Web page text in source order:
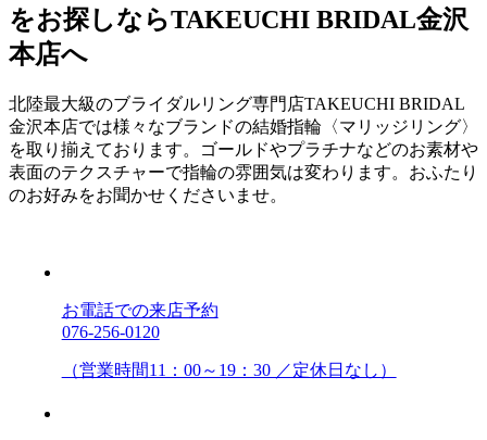
をお探しならTAKEUCHI BRIDAL金沢
本店へ
北陸最大級のブライダルリング専門店TAKEUCHI BRIDAL
金沢本店では様々なブランドの結婚指輪〈マリッジリング〉
を取り揃えております。ゴールドやプラチナなどのお素材や
表面のテクスチャーで指輪の雰囲気は変わります。おふたり
のお好みをお聞かせくださいませ。
お電話での来店予約
076-256-0120
（営業時間11：00～19：30 ／定休日なし）